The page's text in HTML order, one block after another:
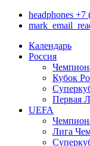
headphones +7
Календарь
Россия
Кубок
Первая
UEFA
Лига